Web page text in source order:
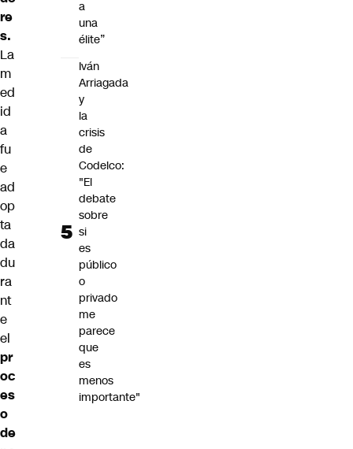
re
s.
La
m
ed
id
a
fu
e
ad
op
ta
da
du
ra
nt
e
el
pr
oc
es
o
de
a
una
élite”
Iván
Arriagada
y
la
crisis
de
Codelco:
"El
debate
sobre
si
es
público
o
privado
me
parece
que
es
menos
importante"